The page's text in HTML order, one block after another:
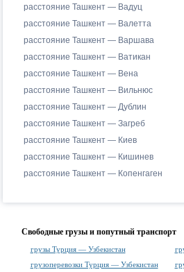
расстояние Ташкент — Вадуц
расстояние Ташкент — Валетта
расстояние Ташкент — Варшава
расстояние Ташкент — Ватикан
расстояние Ташкент — Вена
расстояние Ташкент — Вильнюс
расстояние Ташкент — Дублин
расстояние Ташкент — Загреб
расстояние Ташкент — Киев
расстояние Ташкент — Кишинев
расстояние Ташкент — Копенгаген
Свободные грузы и попутный транспорт
грузы Турция — Узбекистан
грузоперевозки Турция — Узбекистан